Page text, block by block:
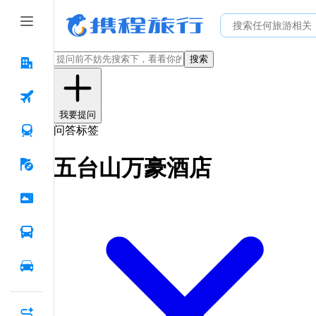
搜索
我要提问
问答标签
五台山万豪酒店